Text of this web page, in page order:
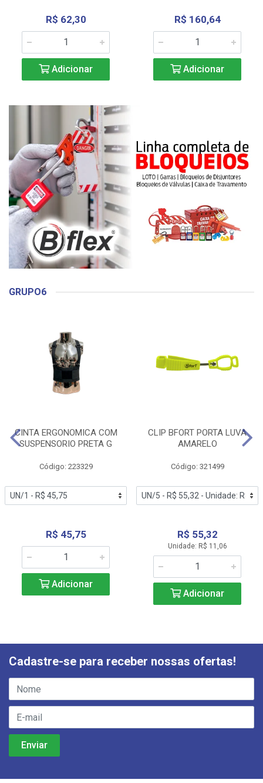
R$ 62,30
Adicionar
R$ 160,64
Adicionar
GRUPO6
CINTA ERGONOMICA COM
SUSPENSORIO PRETA G
Código: 223329
R$ 45,75
Adicionar
CLIP BFORT PORTA LUVA
AMARELO
Código: 321499
R$ 55,32
Unidade: R$ 11,06
Adicionar
Cadastre-se para receber nossas ofertas!